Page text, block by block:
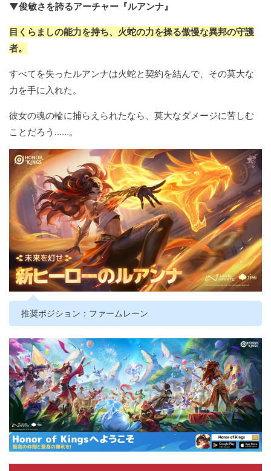
▼俊敏さを誇るアーチャー『ルアンナ』
目くらましの能力を持ち、火蛇の力を操る傲慢な異邦の守護
者。
すべてを失ったルアンナは火蛇と契約を結んで、その莫大な
力を手に入れた。
彼女の魂の輪に捕らえられたなら、莫大なダメージに苦しむ
ことだろう……。
推奨ポジション：ファームレーン